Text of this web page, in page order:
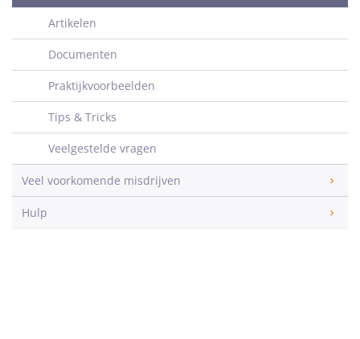
Artikelen
Documenten
Praktijkvoorbeelden
Tips & Tricks
Veelgestelde vragen
Veel voorkomende misdrijven
Hulp